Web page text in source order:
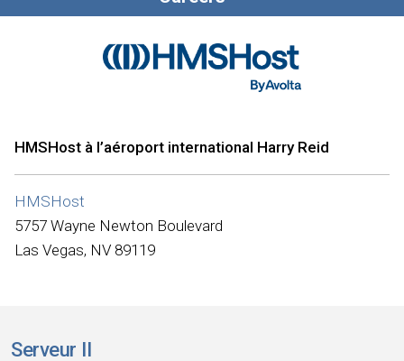
HMSHost à l’aéroport international Harry Reid
HMSHost
5757 Wayne Newton Boulevard
Las Vegas, NV 89119
Serveur II